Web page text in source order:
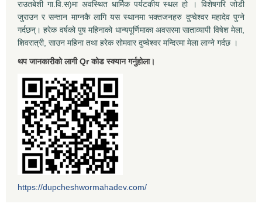
राउतबेशी गा.वि.स)मा अवस्थित धार्मिक पर्यटकीय स्थल हो । विशेषगरि जोडी
जुराउन र सन्तान माग्नकै लागि यस स्थानमा भक्तजनहरु दुप्चेश्वर महादेव पुग्ने
गर्दछन्। हरेक वर्षको पुष महिनाको धान्यपूर्णिमाका अवसरमा साताव्यापी विषेश मेला,
शिवरात्री, साउन महिना तथा हरेक सोमवार दुप्चेश्वर मन्दिरमा मेला लाग्ने गर्दछ ।
थप जानकारीको लागी Qr कोड स्क्यान गर्नुहोला।
https://dupcheshwormahadev.com/